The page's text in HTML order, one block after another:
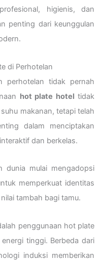
higienis, dan
penting dari keunggulan
di Perhotelan
perhotelan tidak pernah
hot plate hotel tidak
makanan, tetapi telah
dalam menciptakan
dan berkelas.
dunia mulai mengadopsi
memperkuat identitas
tambah bagi tamu.
penggunaan hot plate
tinggi. Berbeda dari
induksi memberikan